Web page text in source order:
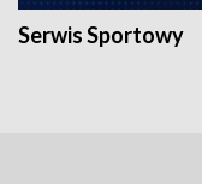
Serwis Sportowy